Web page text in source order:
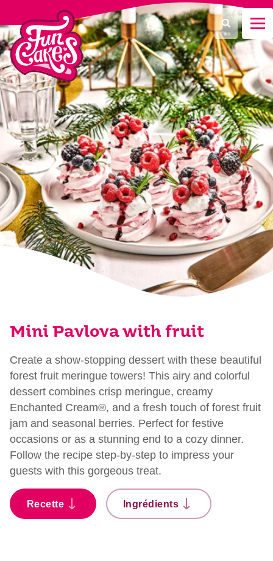
Que recherchez-vous ?
Recherche
Mini Pavlova with fruit
Create a show-stopping dessert with these beautiful
forest fruit meringue towers! This airy and colorful
dessert combines crisp meringue, creamy
Enchanted Cream®, and a fresh touch of forest fruit
jam and seasonal berries. Perfect for festive
occasions or as a stunning end to a cozy dinner.
Follow the recipe step-by-step to impress your
guests with this gorgeous treat.
Recette Ingrédients